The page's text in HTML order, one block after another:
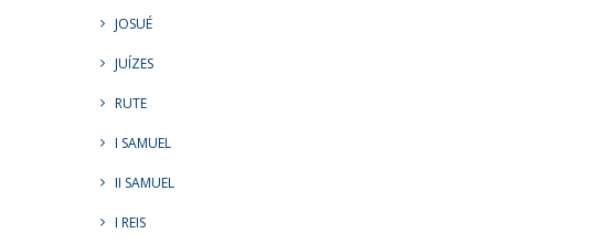
JOSUÉ
JUÍZES
RUTE
I SAMUEL
II SAMUEL
I REIS